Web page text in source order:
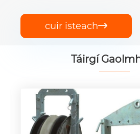
cuir isteach
Táirgí